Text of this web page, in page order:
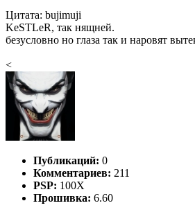
Цитата: bujimuji
KeSTLeR, так нящней.
безусловно но глаза так и наровят
<
Публикаций: 0
Комментариев: 211
PSP: 100X
Прошивка: 6.60